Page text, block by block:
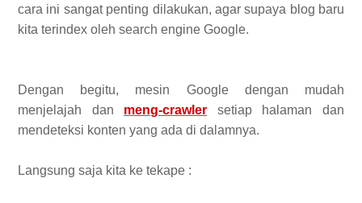
cara ini sangat penting dilakukan, agar supaya blog baru
kita terindex oleh search engine Google.
Dengan begitu, mesin Google dengan mudah
menjelajah dan meng-crawler setiap halaman dan
mendeteksi konten yang ada di dalamnya.
Langsung saja kita ke tekape :